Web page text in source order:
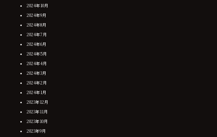
2024年10月
2024年9月
2024年8月
2024年7月
2024年6月
2024年5月
2024年4月
2024年3月
2024年2月
2024年1月
2023年12月
2023年11月
2023年10月
2023年9月